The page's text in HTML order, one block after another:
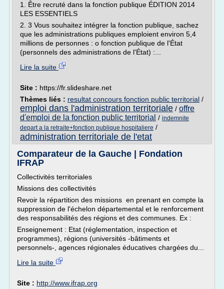
1. Être recruté dans la fonction publique ÉDITION 2014
LES ESSENTIELS
2. 3 Vous souhaitez intégrer la fonction publique, sachez
que les administrations publiques emploient environ 5,4
millions de personnes : o fonction publique de l'État
(personnels des administrations de l'État) :...
Lire la suite
Site : https://fr.slideshare.net
Thèmes liés : resultat concours fonction public territorial /
emploi dans l'administration territoriale / offre
d'emploi de la fonction public territorial / indemnite
depart a la retraite+fonction publique hospitaliere /
administration territoriale de l'etat
Comparateur de la Gauche | Fondation
IFRAP
Collectivités territoriales
Missions des collectivités
Revoir la répartition des missions en prenant en compte la
suppression de l'échelon départemental et le renforcement
des responsabilités des régions et des communes. Ex :
Enseignement : Etat (réglementation, inspection et
programmes), régions (universités -bâtiments et
personnels-, agences régionales éducatives chargées du...
Lire la suite
Site : http://www.ifrap.org